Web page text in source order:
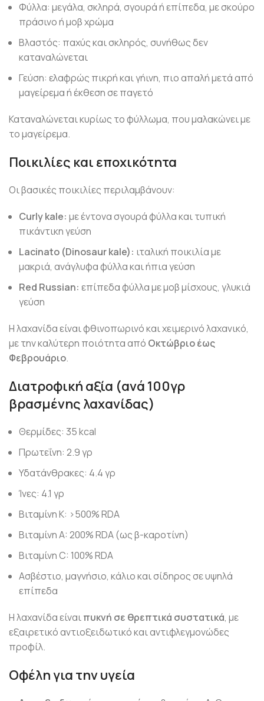
Φύλλα: μεγάλα, σκληρά, σγουρά ή επίπεδα, με σκούρο
πράσινο ή μοβ χρώμα
Βλαστός: παχύς και σκληρός, συνήθως δεν
καταναλώνεται
Γεύση: ελαφρώς πικρή και γήινη, πιο απαλή μετά από
μαγείρεμα ή έκθεση σε παγετό
Καταναλώνεται κυρίως το φύλλωμα, που μαλακώνει με
το μαγείρεμα.
Ποικιλίες και εποχικότητα
Οι βασικές ποικιλίες περιλαμβάνουν:
Curly kale: με έντονα σγουρά φύλλα και τυπική
πικάντικη γεύση
Lacinato (Dinosaur kale): ιταλική ποικιλία με
μακριά, ανάγλυφα φύλλα και ήπια γεύση
Red Russian: επίπεδα φύλλα με μοβ μίσχους, γλυκιά
γεύση
Η λαχανίδα είναι φθινοπωρινό και χειμερινό λαχανικό,
με την καλύτερη ποιότητα από Οκτώβριο έως
Φεβρουάριο.
Διατροφική αξία (ανά 100γρ
βρασμένης λαχανίδας)
Θερμίδες: 35 kcal
Πρωτεΐνη: 2.9 γρ
Υδατάνθρακες: 4.4 γρ
Ίνες: 4.1 γρ
Βιταμίνη Κ: >500% RDA
Βιταμίνη A: 200% RDA (ως β-καροτίνη)
Βιταμίνη C: 100% RDA
Ασβέστιο, μαγνήσιο, κάλιο και σίδηρος σε υψηλά
επίπεδα
Η λαχανίδα είναιπυκνή σε θρεπτικά συστατικά, με
εξαιρετικό αντιοξειδωτικό και αντιφλεγμονώδες
προφίλ.
Οφέλη για την υγεία